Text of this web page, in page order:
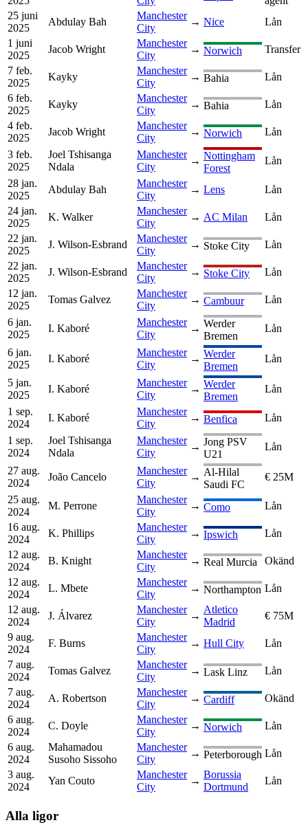
25 juni
2025
Abdulay Bah
Manchester
City
→ Nice
Lån
1 juni
2025
Jacob Wright
Manchester
City
→ Norwich
Transfer
7 feb.
2025
Kayky
Manchester
City
→ Bahia
Lån
6 feb.
2025
Kayky
Manchester
City
→ Bahia
Lån
4 feb.
2025
Jacob Wright
Manchester
City
→ Norwich
Lån
3 feb.
2025
Joel Tshisanga
Ndala
Manchester
City
→ Nottingham
Forest
Lån
28 jan.
2025
Abdulay Bah
Manchester
City
→ Lens
Lån
24 jan.
2025
K. Walker
Manchester
City
→ AC Milan
Lån
22 jan.
2025
J. Wilson-Esbrand
Manchester
City
→ Stoke City
Lån
22 jan.
2025
J. Wilson-Esbrand
Manchester
City
→ Stoke City
Lån
12 jan.
2025
Tomas Galvez
Manchester
City
→ Cambuur
Lån
6 jan.
2025
I. Kaboré
Manchester
City
→ Werder
Bremen
Lån
6 jan.
2025
I. Kaboré
Manchester
City
→ Werder
Bremen
Lån
5 jan.
2025
I. Kaboré
Manchester
City
→ Werder
Bremen
Lån
1 sep.
2024
I. Kaboré
Manchester
City
→ Benfica
Lån
1 sep.
2024
Joel Tshisanga
Ndala
Manchester
City
→ Jong PSV
U21
Lån
27 aug.
2024
João Cancelo
Manchester
City
→ Al-Hilal
Saudi FC
€ 25M
25 aug.
2024
M. Perrone
Manchester
City
→ Como
Lån
16 aug.
2024
K. Phillips
Manchester
City
→ Ipswich
Lån
12 aug.
2024
B. Knight
Manchester
City
→ Real Murcia
Okänd
12 aug.
2024
L. Mbete
Manchester
City
→ Northampton Lån
12 aug.
2024
J. Álvarez
Manchester
City
→
Atletico
Madrid
€ 75M
9 aug.
2024
F. Burns
Manchester
City
→ Hull City
Lån
7 aug.
2024
Tomas Galvez
Manchester
City
→ Lask Linz
Lån
7 aug.
2024
A. Robertson
Manchester
City
→ Cardiff
Okänd
6 aug.
2024
C. Doyle
Manchester
City
→ Norwich
Lån
6 aug.
2024
Mahamadou
Susoho Sissoho
Manchester
City
→ Peterborough Lån
3 aug.
2024
Yan Couto
Manchester
City
→
Borussia
Dortmund
Lån
Alla ligor